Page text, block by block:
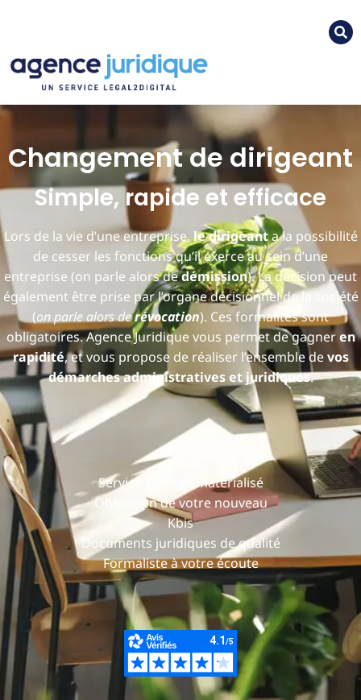
Changement de dirigeant
Simple, rapide et efficace
Lors de la vie d’une entreprise,le dirigeanta la possibilité
de cesser les fonctions qu’il exerce au sein d’une
entreprise (on parle alors dedémission). La décision peut
également être prise par l’organe décisionnel de la société
(on parle alors derévocation). Ces formalités sont
obligatoires. Agence Juridique vous permet de gagneren
rapidité, et vous propose de réaliser l’ensemble devos
démarches administratives et juridiques.
Service 100% dématérialisé
Obtention de votre nouveau
Kbis
Documents juridiques de qualité
Formaliste à votre écoute